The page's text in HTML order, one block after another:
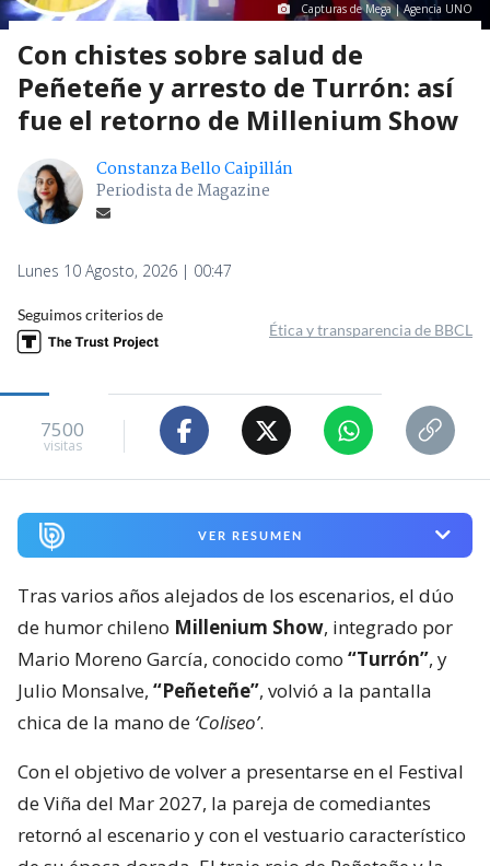
Capturas de Mega | Agencia UNO
Con chistes sobre salud de
Peñeteñe y arresto de Turrón: así
fue el retorno de Millenium Show
Constanza Bello Caipillán
Periodista de Magazine
Lunes 10 Agosto, 2026 | 00:47
Seguimos criterios de
Ética y transparencia de BBCL
7500
visitas
VER RESUMEN
Tras varios años alejados de los escenarios, el dúo
de humor chileno Millenium Show, integrado por
Mario Moreno García, conocido como “Turrón”, y
Julio Monsalve, “Peñeteñe”, volvió a la pantalla
chica de la mano de ‘Coliseo’.
Con el objetivo de volver a presentarse en el Festival
de Viña del Mar 2027, la pareja de comediantes
retornó al escenario y con el vestuario característico